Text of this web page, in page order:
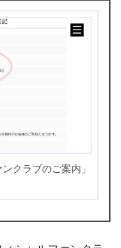
クラブのご案内」